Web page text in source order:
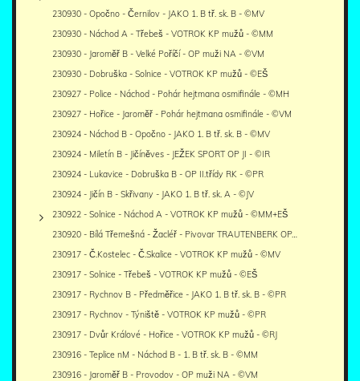
230930 - Opočno - Černilov - JAKO 1. B tř. sk. B - ©MV
230930 - Náchod A - Třebeš - VOTROK KP mužů - ©MM
230930 - Jaroměř B - Velké Poříčí - OP muži NA - ©VM
230930 - Dobruška - Solnice - VOTROK KP mužů - ©EŠ
230927 - Police - Náchod - Pohár hejtmana osmifinále - ©MH
230927 - Hořice - Jaroměř - Pohár hejtmana osmifinále - ©VM
230924 - Náchod B - Opočno - JAKO 1. B tř. sk. B - ©MV
230924 - Miletín B - Jičíněves - JEŽEK SPORT OP JI - ©IR
230924 - Lukavice - Dobruška B - OP II.třídy RK - ©PR
230924 - Jičín B - Skřivany - JAKO 1. B tř. sk. A - ©JV
230922 - Solnice - Náchod A - VOTROK KP mužů - ©MM+EŠ
230920 - Bílá Třemešná - Žacléř - Pivovar TRAUTENBERK OP…
230917 - Č.Kostelec - Č.Skalice - VOTROK KP mužů - ©MV
230917 - Solnice - Třebeš - VOTROK KP mužů - ©EŠ
230917 - Rychnov B - Předměřice - JAKO 1. B tř. sk. B - ©PR
230917 - Rychnov - Týniště - VOTROK KP mužů - ©PR
230917 - Dvůr Králové - Hořice - VOTROK KP mužů - ©RJ
230916 - Teplice nM - Náchod B - 1. B tř. sk. B - ©MM
230916 - Jaroměř B - Provodov - OP muži NA - ©VM